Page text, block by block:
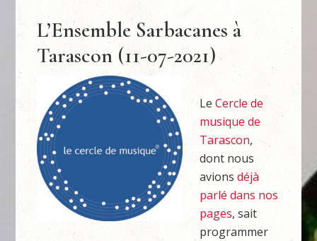
L’Ensemble Sarbacanes à
Tarascon (11-07-2021)
LeCercle de
musique de
Tarascon,
dont nous
avionsdéjà
parlé dans nos
pages, sait
programmer